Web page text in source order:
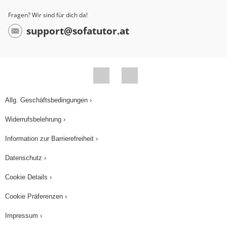
substitute form – des modalen Hilfsverbs "must".
Bevor wir uns das fertige Haus anschauen,
müssen. Im simple present kann sowohl "must"
als auch "have to" genutzt werden. Beide Formen
sind richtig und drücken aus, dass etwas
allerdings die Ersatzform "have to" verwendet
werden, denn "must" steht nur im simple present.
Deshalb muss im simple past "had to", im present
Doch wie sieht denn jetzt das Haus von Mr.
Fragen? Wir sind für dich da!
support@sofatutor.at
Allg. Geschäftsbedingungen ›
Widerrufsbelehrung ›
Information zur Barrierefreiheit ›
Datenschutz ›
Cookie Details ›
Cookie Präferenzen ›
Impressum ›